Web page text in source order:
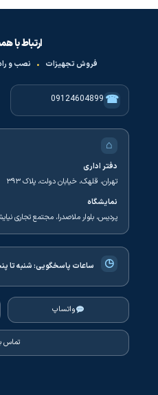
ارتباط با
فروش تجهیزات • نصب و
☎
09124604899
⌂
دفتر اداری
تهران، قلهک، خیابان دولت، پلاک ۳۹۳
نمایشگاه
پردیس، بلوار ملاصدرا، مجتمع تجاری
◷ ساعات پاسخگویی:شنبه تا
واتساپ
تماس